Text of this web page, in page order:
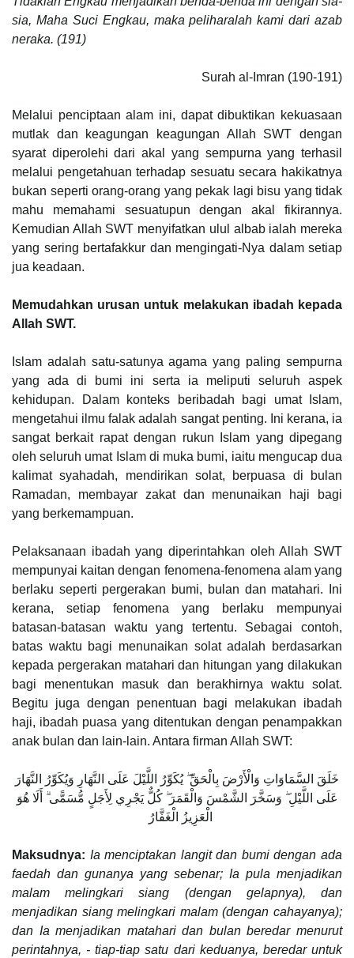
sia, Maha Suci Engkau, maka peliharalah kami dari azab
neraka. (191)
Surah al-Imran (190-191)
Melalui penciptaan alam ini, dapat dibuktikan kekuasaan
mutlak dan keagungan keagungan Allah SWT dengan
syarat diperolehi dari akal yang sempurna yang terhasil
melalui pengetahuan terhadap sesuatu secara hakikatnya
bukan seperti orang-orang yang pekak lagi bisu yang tidak
mahu memahami sesuatupun dengan akal fikirannya.
Kemudian Allah SWT menyifatkan ulul albab ialah mereka
yang sering bertafakkur dan mengingati-Nya dalam setiap
jua keadaan.
Memudahkan urusan untuk melakukan ibadah kepada
Allah SWT.
Islam adalah satu-satunya agama yang paling sempurna
yang ada di bumi ini serta ia meliputi seluruh aspek
kehidupan. Dalam konteks beribadah bagi umat Islam,
mengetahui ilmu falak adalah sangat penting. Ini kerana, ia
sangat berkait rapat dengan rukun Islam yang dipegang
oleh seluruh umat Islam di muka bumi, iaitu mengucap dua
kalimat syahadah, mendirikan solat, berpuasa di bulan
Ramadan, membayar zakat dan menunaikan haji bagi
yang berkemampuan.
Pelaksanaan ibadah yang diperintahkan oleh Allah SWT
mempunyai kaitan dengan fenomena-fenomena alam yang
berlaku seperti pergerakan bumi, bulan dan matahari. Ini
kerana, setiap fenomena yang berlaku mempunyai
batasan-batasan waktu yang tertentu. Sebagai contoh,
batas waktu bagi menunaikan solat adalah berdasarkan
kepada pergerakan matahari dan hitungan yang dilakukan
bagi menentukan masuk dan berakhirnya waktu solat.
Begitu juga dengan penentuan bagi melakukan ibadah
haji, ibadah puasa yang ditentukan dengan penampakkan
anak bulan dan lain-lain. Antara firman Allah SWT:
خَلَقَ السَّمَاوَاتِ وَالْأَرْضَ بِالْحَقِّ ۖ يُكَوِّرُ اللَّيْلَ عَلَى النَّهَارِ وَيُكَوِّرُ النَّهَارَ
عَلَى اللَّيْلِ ۖ وَسَخَّرَ الشَّمْسَ وَالْقَمَرَ ۖ كُلٌّ يَجْرِي لِأَجَلٍ مُّسَمًّى ۗ أَلَا هُوَ
الْعَزِيزُ الْغَفَّارُ
Maksudnya: Ia menciptakan langit dan bumi dengan ada
faedah dan gunanya yang sebenar; Ia pula menjadikan
malam melingkari siang (dengan gelapnya), dan
menjadikan siang melingkari malam (dengan cahayanya);
dan Ia menjadikan matahari dan bulan beredar menurut
perintahnya, - tiap-tiap satu dari keduanya, beredar untuk